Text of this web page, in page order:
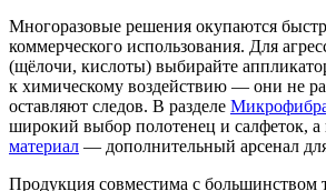
Многоразовые решения окупаются
коммерческого использования. Для
(щёлочи, кислоты) выбирайте
к химическому воздействию — они не
оставляют следов. В разделе
широкий выбор полотенец и салфеток, а
материал — дополнительный арсенал
Продукция совместима с большинством